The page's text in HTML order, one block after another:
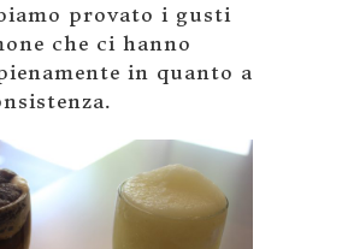
provato i gusti
che ci hanno
in quanto a